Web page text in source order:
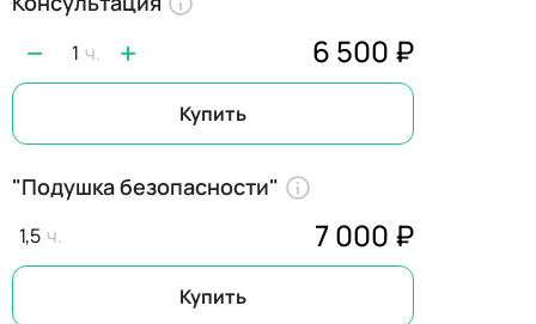
1 6 500 ₽
Купить
"Подушка безопасности"
1,5 7 000 ₽
Купить